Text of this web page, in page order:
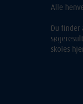
Alle
Du finder
skoles